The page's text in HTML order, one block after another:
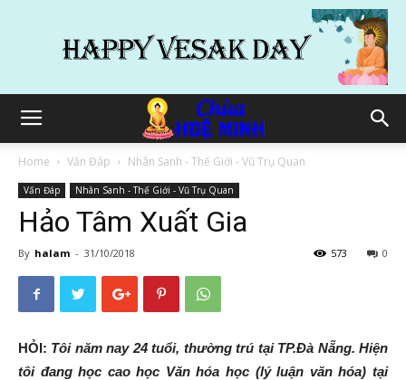
Home Vấn Đáp Nhân Sanh - Thế Giới - Vũ Trụ Quan
Vấn Đáp Nhân Sanh - Thế Giới - Vũ Trụ Quan
Hảo Tâm Xuất Gia
By halam - 31/10/2018 0
573
HỎI: Tôi năm nay 24 tuổi, thường trú tại TP.Đà Nẵng. Hiện
tôi đang học cao học Văn hóa học (lý luận văn hóa) tại